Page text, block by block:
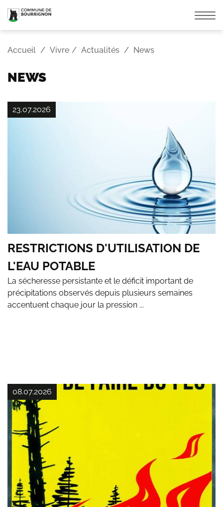
la
Accueil Vivre Actualités News
NEWS
23.07.2026
RESTRICTIONS D'UTILISATION DE
L'EAU POTABLE
La sécheresse persistante et le déficit important de
précipitations observés depuis plusieurs semaines
accentuent chaque jour la pression ...
08.07.2026